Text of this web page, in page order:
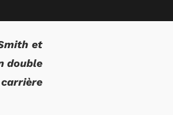
et
double